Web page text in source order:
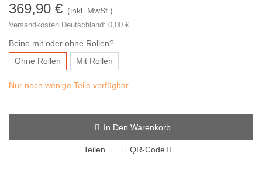
369,90 € (inkl. MwSt.)
Versandkosten Deutschland: 0,00 €
Beine mit oder ohne Rollen?
Ohne Rollen
Mit Rollen
Nur noch wenige Teile verfügbar
In Den Warenkorb
Teilen QR-Code